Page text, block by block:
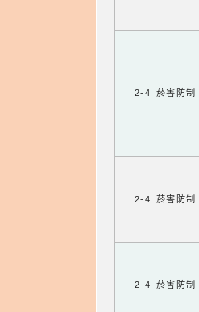
2-4 菸害防制
2-4 菸害防制
2-4 菸害防制